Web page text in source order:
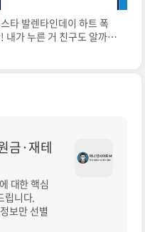
타 발렌타인데이 하트 폭
내가 누른 거 친구도 알까?
금·재테
대한 핵심
립니다.
보만 선별